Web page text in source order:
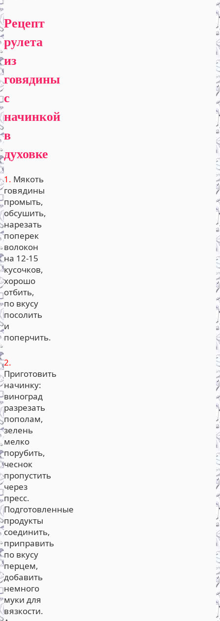
Рецепт
рулета
из
говядины
с
начинкой
в
духовке
1. Мякоть
говядины
промыть,
обсушить,
нарезать
поперек
волокон
на 12-15
кусочков,
хорошо
отбить,
по вкусу
посолить
и
поперчить.
2.
Приготовить
начинку:
виноград
разрезать
пополам,
зелень
мелко
порубить,
чеснок
пропустить
через
пресс.
Подготовленные
продукты
соединить,
приправить
по вкусу
перцем,
добавить
немного
муки для
вязкости.